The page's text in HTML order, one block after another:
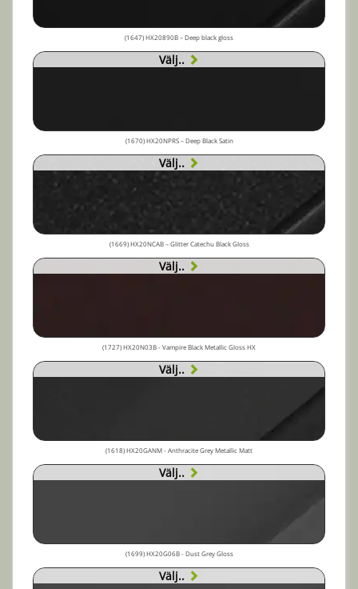
(1647) HX20890B – Deep black gloss
Välj..
(1670) HX20NPRS – Deep Black Satin
Välj..
(1669) HX20NCAB – Glitter Catechu Black Gloss
Välj..
(1727) HX20N03B - Vampire Black Metallic Gloss HX
Välj..
(1618) HX20GANM - Anthracite Grey Metallic Matt
Välj..
(1699) HX20G06B - Dust Grey Gloss
Välj..